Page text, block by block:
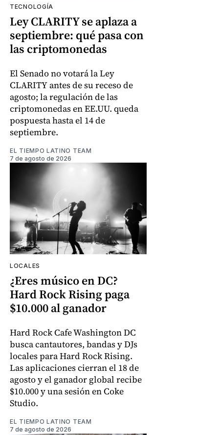
TECNOLOGÍA
Ley CLARITY se aplaza a
septiembre: qué pasa con
las criptomonedas
El Senado no votará la Ley
CLARITY antes de su receso de
agosto; la regulación de las
criptomonedas en EE.UU. queda
pospuesta hasta el 14 de
septiembre.
EL TIEMPO LATINO TEAM
7 de agosto de 2026
LOCALES
¿Eres músico en DC?
Hard Rock Rising paga
$10.000 al ganador
Hard Rock Cafe Washington DC
busca cantautores, bandas y DJs
locales para Hard Rock Rising.
Las aplicaciones cierran el 18 de
agosto y el ganador global recibe
$10.000 y una sesión en Coke
Studio.
EL TIEMPO LATINO TEAM
7 de agosto de 2026